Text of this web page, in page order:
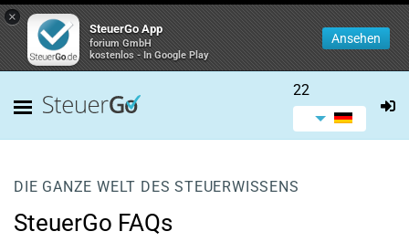
×
SteuerGo App
forium GmbH
kostenlos - In Google Play
Ansehen
22
DIE GANZE WELT DES STEUERWISSENS
SteuerGo FAQs